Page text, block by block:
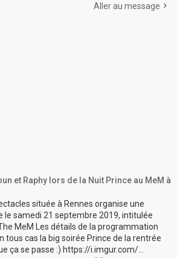
Aller au message
et Raphy lors de la Nuit Prince au MeM à
située à Rennes organise une
le samedi 21 septembre 2019, intitulée
MeM Les détails de la programmation
tous cas la big soirée Prince de la rentrée
ça se passe :) https://i.imgur.com/...